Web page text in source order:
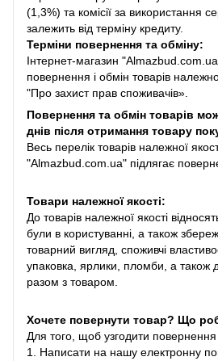
(1,3%) та комісії за використання
залежить від терміну кредиту.
Терміни повернення та обміну:
Інтернет-магазин
повернення і обмін товарів
"Про захист прав споживачів».
Повернення та обмін товарів
днів після отримання товару
Весь перелік товарів належної
"Almazbud.com.ua" підлягає
Товари належної якості:
До товарів належної якості
були в користуванні, а також
товарний вигляд, споживчі
упаковка, ярлики, пломби, а також
разом з товаром.
Хочете повернути товар? Що
Для того, щоб узгодити
1. Написати на нашу електронну